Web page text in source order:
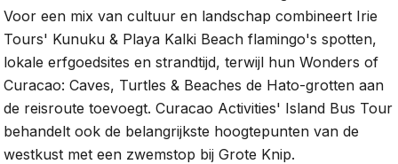
Voor een mix van cultuur en landschap combineert Irie
Tours' Kunuku & Playa Kalki Beach flamingo's spotten,
lokale erfgoedsites en strandtijd, terwijl hun Wonders of
Curacao: Caves, Turtles & Beaches de Hato-grotten aan
de reisroute toevoegt. Curacao Activities' Island Bus Tour
behandelt ook de belangrijkste hoogtepunten van de
westkust met een zwemstop bij Grote Knip.